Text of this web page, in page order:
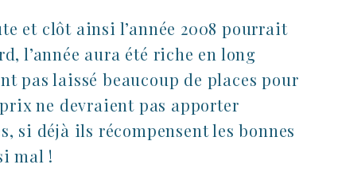
et clôt ainsi l’année 2008 pourrait
l’année aura été riche en long
pas laissé beaucoup de places pour
ne devraient pas apporter
si déjà ils récompensent les bonnes
mal !